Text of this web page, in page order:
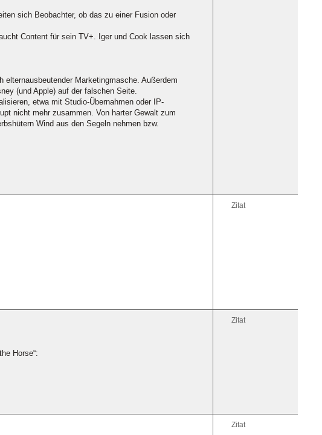
sich Beobachter, ob das zu einer Fusion oder
Content für sein TV+. Iger und Cook lassen sich
Marketingmasche. Außerdem
(und Apple) auf der falschen Seite.
etwa mit Studio-Übernahmen oder IP-
nicht mehr zusammen. Von harter Gewalt zum
Wind aus den Segeln nehmen bzw.
Zitat
Zitat
Horse“:
Zitat